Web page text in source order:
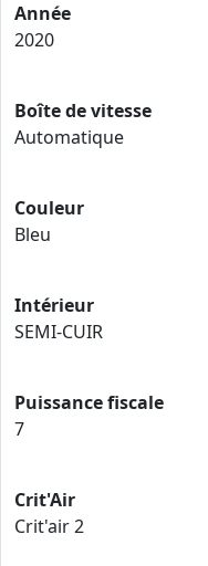
Année
2020
Boîte de vitesse
Automatique
Couleur
Bleu
Intérieur
SEMI-CUIR
Puissance fiscale
7
Crit'Air
Crit'air 2